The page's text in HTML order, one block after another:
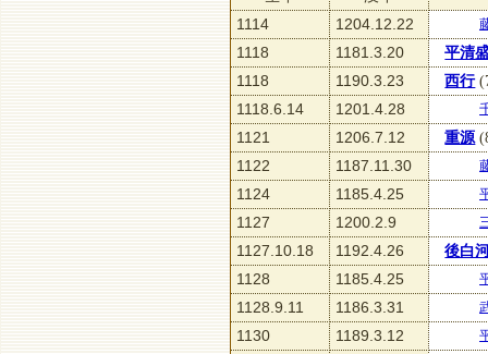
1114
1204.12.22
1118 1181.3.20
平清
1118
1190.3.23 西行
1118.6.14
1201.4.28
1121 1206.7.12 重源
1122
1187.11.30
1124 1185.4.25
1127 1200.2.9
1127.10.18 1192.4.26
後白
1128
1185.4.25
1128.9.11 1186.3.31
1130 1189.3.12